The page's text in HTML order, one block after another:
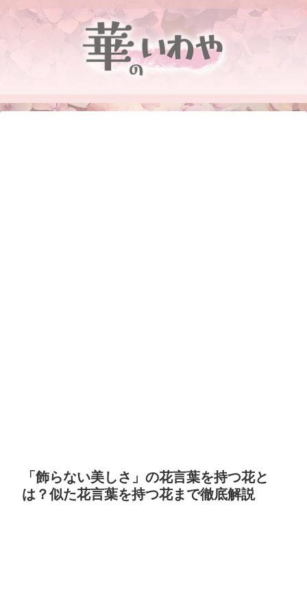
「飾らない美しさ」の花言葉を持つ花と
は？似た花言葉を持つ花まで徹底解説